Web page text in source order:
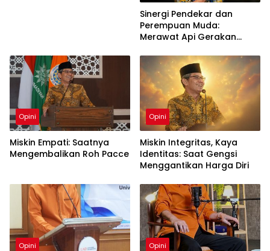
Sinergi Pendekar dan
Perempuan Muda:
Merawat Api Gerakan
Opini
Miskin Empati: Saatnya
Mengembalikan Roh Pacce
Opini
Miskin Integritas, Kaya
Identitas: Saat Gengsi
Menggantikan Harga Diri
Opini Opini